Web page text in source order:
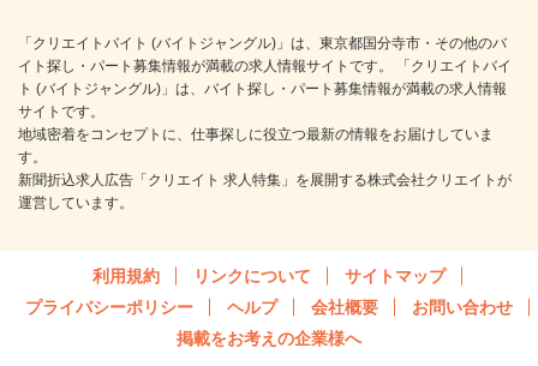
「クリエイトバイト (バイトジャングル)」は、東京都国分寺市・その他のバ
イト探し・パート募集情報が満載の求人情報サイトです。 「クリエイトバイ
ト (バイトジャングル)」は、バイト探し・パート募集情報が満載の求人情報
サイトです。
地域密着をコンセプトに、仕事探しに役立つ最新の情報をお届けしていま
す。
新聞折込求人広告「クリエイト 求人特集」を展開する株式会社クリエイトが
運営しています。
利用規約 リンクについて
サイトマップ
プライバシーポリシー
ヘルプ 会社概要
お問い合わせ
掲載をお考えの企業様へ